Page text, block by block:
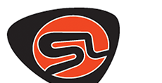
We use cookies to ensure that we
on our website. By continuing to
that cookies are used to help us
to offer you a better experience.
you can disable cookies, you can